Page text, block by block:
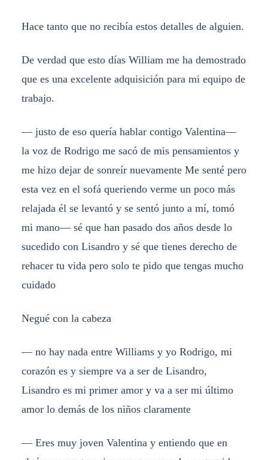
Hace tanto que no recibía estos detalles de alguien.
De verdad que esto días William me ha demostrado
que es una excelente adquisición para mi equipo de
trabajo.
— justo de eso quería hablar contigo Valentina—
la voz de Rodrigo me sacó de mis pensamientos y
me hizo dejar de sonreír nuevamente Me senté pero
esta vez en el sofá queriendo verme un poco más
relajada él se levantó y se sentó junto a mí, tomó
mi mano— sé que han pasado dos años desde lo
sucedido con Lisandro y sé que tienes derecho de
rehacer tu vida pero solo te pido que tengas mucho
cuidado
Negué con la cabeza
— no hay nada entre Williams y yo Rodrigo, mi
corazón es y siempre va a ser de Lisandro,
Lisandro es mi primer amor y va a ser mi último
amor lo demás de los niños claramente
— Eres muy joven Valentina y entiendo que en